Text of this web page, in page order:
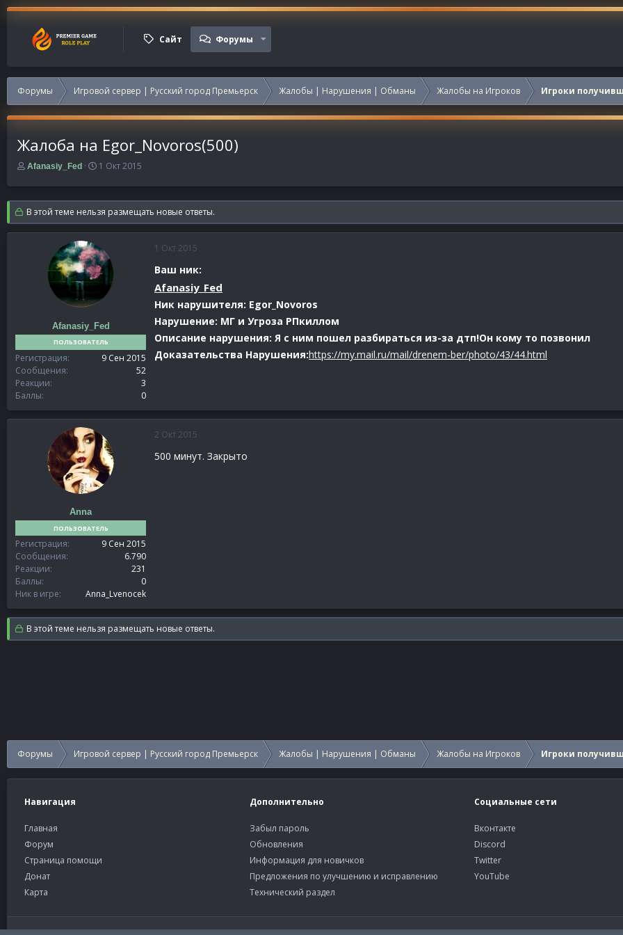
Сайт Форумы
Форумы Игровой сервер | Русский город Премьерск Жалобы | Нарушения | Обманы Жалобы на Игроков Игроки
Жалоба на Egor_Novoros(500)
А
т
о
р
т
Afanasiy_Fed
Д
т
а
н
а
а
л
а
1 Окт 2015
В этой теме нельзя размещать новые ответы.
Afanasiy_Fed
ПОЛЬЗОВАТЕЛЬ
Регистрация
9 Сен 2015
Сообщения
52
Реакции
3
Баллы
0
1 Окт 2015
Ваш ник:
Afanasiy_Fed
Ник нарушителя: Egor_Novoros
Нарушение: МГ и Угроза РПкиллом
Описание нарушения: Я с ним пошел разбираться из-за дтп!Он кому то позвонил
Доказательства Нарушения:https://my.mail.ru/mail/drenem-ber/photo/43/44.html
Anna
ПОЛЬЗОВАТЕЛЬ
Регистрация
9 Сен 2015
Сообщения
6.790
Реакции
231
Баллы
0
Ник в игре
Anna_Lvenocek
2 Окт 2015
500 минут. Закрыто
В этой теме нельзя размещать новые ответы.
Форумы Игровой сервер | Русский город Премьерск Жалобы | Нарушения | Обманы Жалобы на Игроков Игроки
Навигация
Главная
Форум
Страница помощи
Донат
Карта
Дополнительно
Забыл пароль
Обновления
Информация для новичков
Предложения по улучшению и исправлению
Технический раздел
Социальные сети
Вконтакте
Discord
Twitter
YouTube